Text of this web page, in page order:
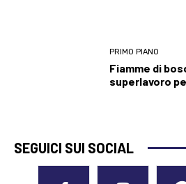
PRIMO PIANO
Fiamme di
superlavoro
SEGUICI SUI SOCIAL